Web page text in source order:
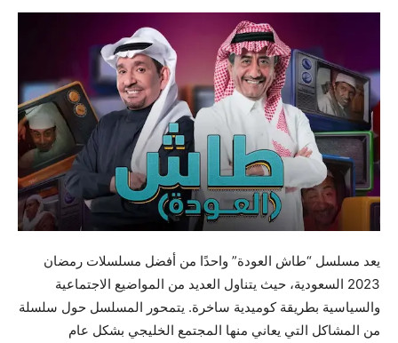
يعد مسلسل “طاش العودة” واحدًا من أفضل مسلسلات رمضان
2023 السعودية، حيث يتناول العديد من المواضيع الاجتماعية
والسياسية بطريقة كوميدية ساخرة. يتمحور المسلسل حول سلسلة
من المشاكل التي يعاني منها المجتمع الخليجي بشكل عام